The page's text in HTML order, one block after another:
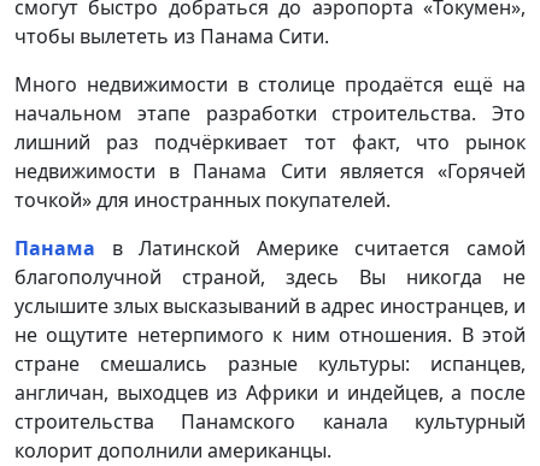
смогут быстро добраться до аэропорта «Токумен»,
чтобы вылететь из Панама Сити.
Много недвижимости в столице продаётся ещё на
начальном этапе разработки строительства. Это
лишний раз подчёркивает тот факт, что рынок
недвижимости в Панама Сити является «Горячей
точкой» для иностранных покупателей.
Панама в Латинской Америке считается самой
благополучной страной, здесь Вы никогда не
услышите злых высказываний в адрес иностранцев, и
не ощутите нетерпимого к ним отношения. В этой
стране смешались разные культуры: испанцев,
англичан, выходцев из Африки и индейцев, а после
строительства Панамского канала культурный
колорит дополнили американцы.